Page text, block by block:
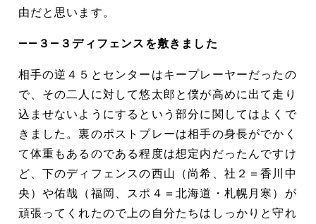
由だと思います。
――３―３ディフェンスを敷きました
相手の逆４５とセンターはキープレーヤーだったの
で、その二人に対して悠太郎と僕が高めに出て走り
込ませないようにするという部分に関してはよくで
きました。裏のポストプレーは相手の身長がでかく
て体重もあるのである程度は想定内だったんですけ
ど、下のディフェンスの西山（尚希、社２＝香川中
央）や佑哉（福岡、スポ４＝北海道・札幌月寒）が
頑張ってくれたので上の自分たちはしっかりと守れ